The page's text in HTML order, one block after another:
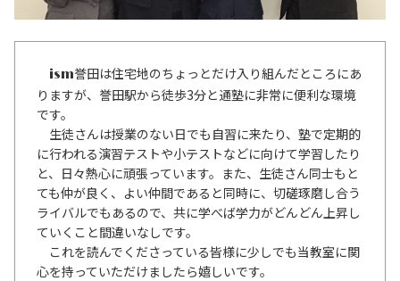
ism誉田は住宅地のちょっとだけ入り組んだところにあ
りますが、誉田駅から徒歩3分と通塾に非常に便利な環境
です。
生徒さんは授業のない日でも自習に来たり、塾で定期的
に行われる演習テストや小テストなどに向けて学習したり
と、日々熱心に頑張っています。また、生徒さん同士もと
ても仲が良く、よい仲間であると同時に、切磋琢磨し合う
ライバルでもあるので、共に学べば学力がどんどん上昇し
ていくこと間違いなしです。
これを読んでくださっている皆様に少しでも当教室に関
心を持っていただけましたら嬉しいです。